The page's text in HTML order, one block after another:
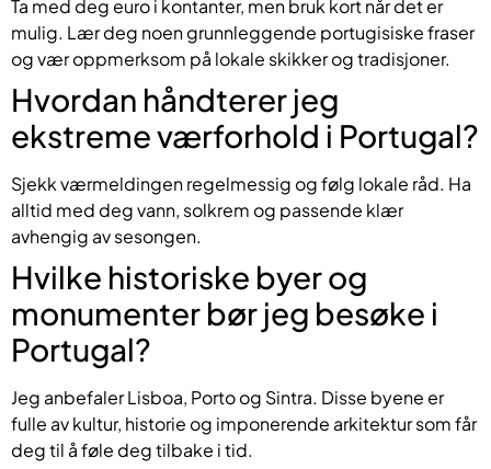
Ta med deg euro i kontanter, men bruk kort når det er
mulig. Lær deg noen grunnleggende portugisiske fraser
og vær oppmerksom på lokale skikker og tradisjoner.
Hvordan håndterer jeg
ekstreme værforhold i Portugal?
Sjekk værmeldingen regelmessig og følg lokale råd. Ha
alltid med deg vann, solkrem og passende klær
avhengig av sesongen.
Hvilke historiske byer og
monumenter bør jeg besøke i
Portugal?
Jeg anbefaler Lisboa, Porto og Sintra. Disse byene er
fulle av kultur, historie og imponerende arkitektur som får
deg til å føle deg tilbake i tid.